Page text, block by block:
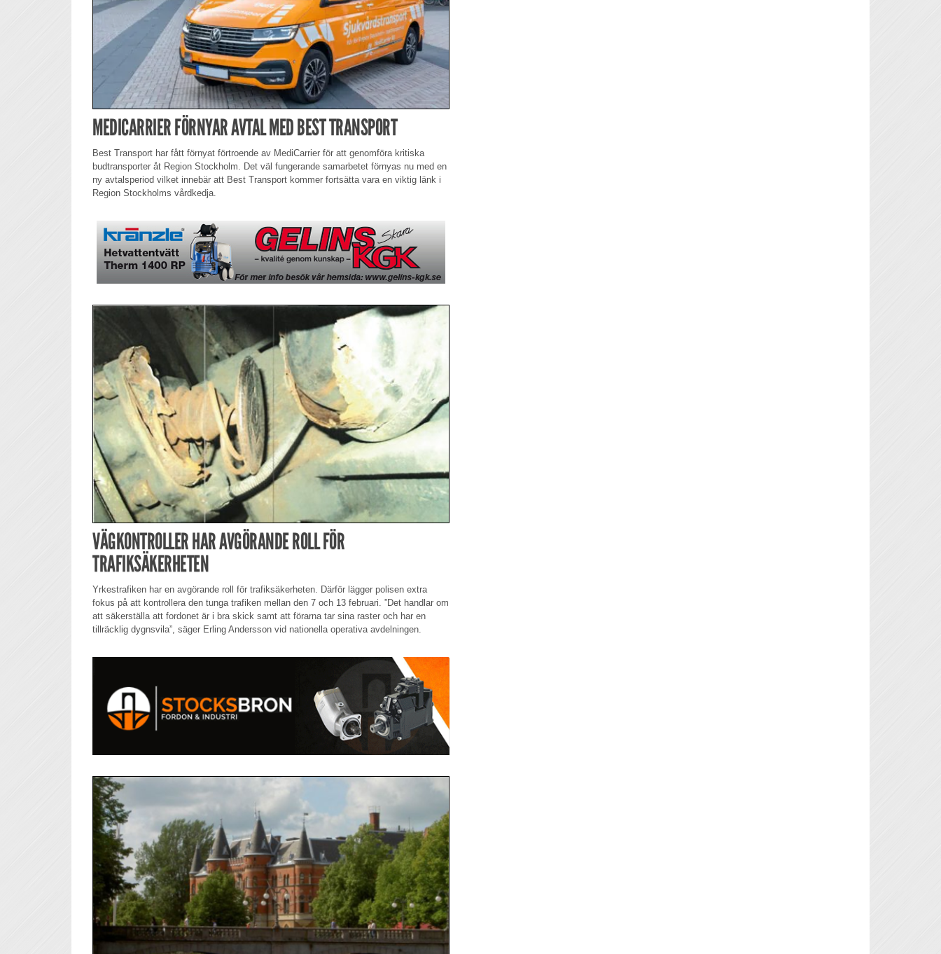
MEDICARRIER FÖRNYAR AVTAL MED BEST TRANSPORT
Best Transport har fått förnyat förtroende av MediCarrier för att genomföra kritiska
budtransporter åt Region Stockholm. Det väl fungerande samarbetet förnyas nu med en
ny avtalsperiod vilket innebär att Best Transport kommer fortsätta vara en viktig länk i
Region Stockholms vårdkedja.
VÄGKONTROLLER HAR AVGÖRANDE ROLL FÖR
TRAFIKSÄKERHETEN
Yrkestrafiken har en avgörande roll för trafiksäkerheten. Därför lägger polisen extra
fokus på att kontrollera den tunga trafiken mellan den 7 och 13 februari. ”Det handlar om
att säkerställa att fordonet är i bra skick samt att förarna tar sina raster och har en
tillräcklig dygnsvila”, säger Erling Andersson vid nationella operativa avdelningen.